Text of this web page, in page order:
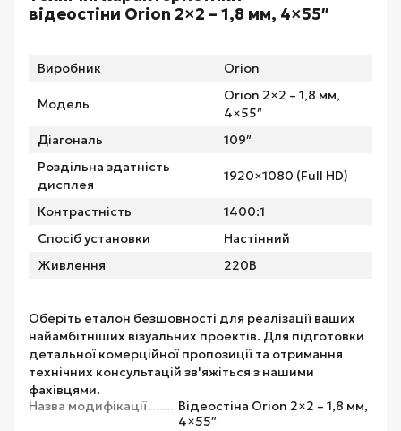
відеостіни Orion 2×2 – 1,8 мм, 4×55″
Виробник Orion
Модель
Orion 2×2 – 1,8 мм,
4×55″
Діагональ
109″
Роздільна здатність
дисплея
1920×1080 (Full HD)
Контрастність
1400:1
Спосіб установки
Настінний
Живлення
220В
Оберіть еталон безшовності для реалізації ваших
найамбітніших візуальних проектів. Для підготовки
детальної комерційної пропозиції та отримання
технічних консультацій зв'яжіться з нашими
фахівцями.
Назва модифікації
Відеостіна Orion 2×2 – 1,8 мм,
4×55″